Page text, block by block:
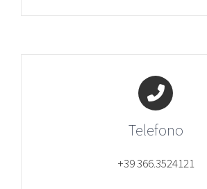
Telefono
+39 366.3524121